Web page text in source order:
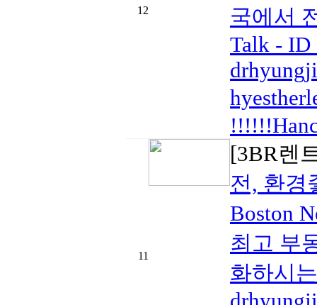
12
국에서
Talk - ID
11
[3BR렌
전, 환경
Boston
최고 부
화하시